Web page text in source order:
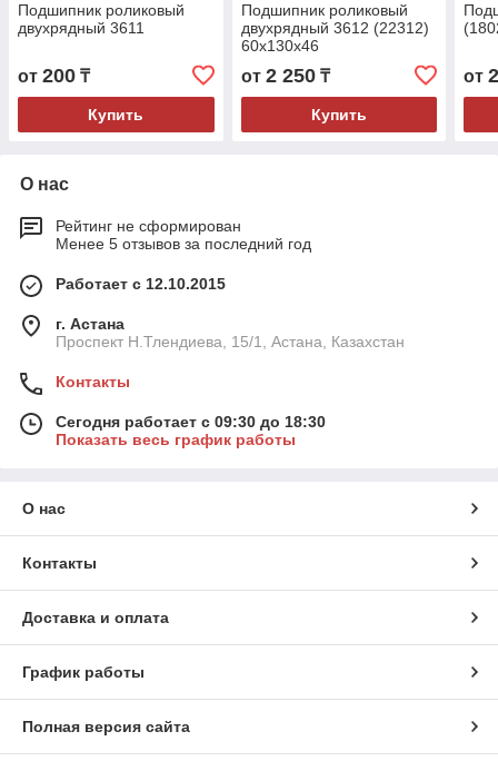
Подшипник роликовый
двухрядный 3611
от 200 ₸
Купить
Подшипник роликовый
двухрядный 3612 (22312)
60x130x46
от 2 250₸
Купить
от
О нас
Рейтинг не сформирован
Менее 5 отзывов за последний год
Работает с 12.10.2015
г. Астана
Проспект Н.Тлендиева, 15/1, Астана, Казахстан
Контакты
Сегодня работает с 09:30 до 18:30
Показать весь график работы
О нас
Контакты
Доставка и оплата
График работы
Полная версия сайта